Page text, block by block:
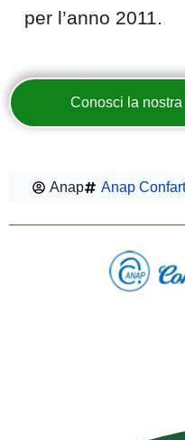
per l’anno 2011.
Conosci la
Anap Anap